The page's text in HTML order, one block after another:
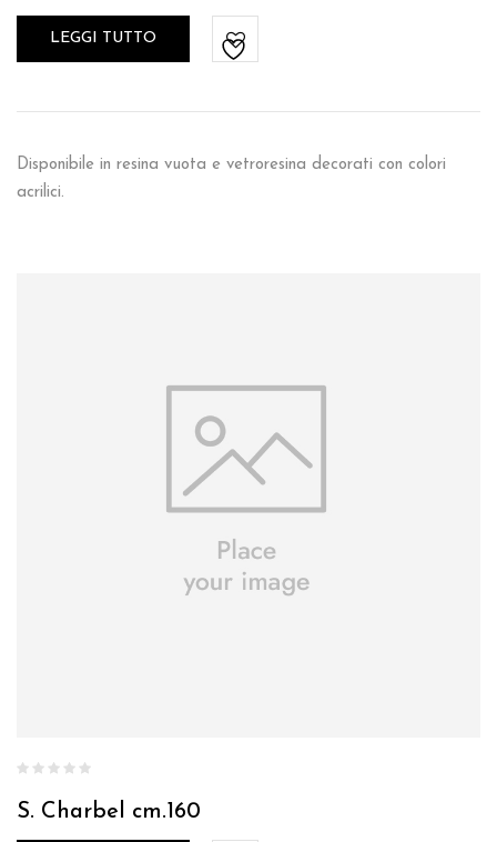
LEGGI TUTTO
Disponibile in resina vuota e vetroresina decorati con colori
acrilici.
S. Charbel cm.160